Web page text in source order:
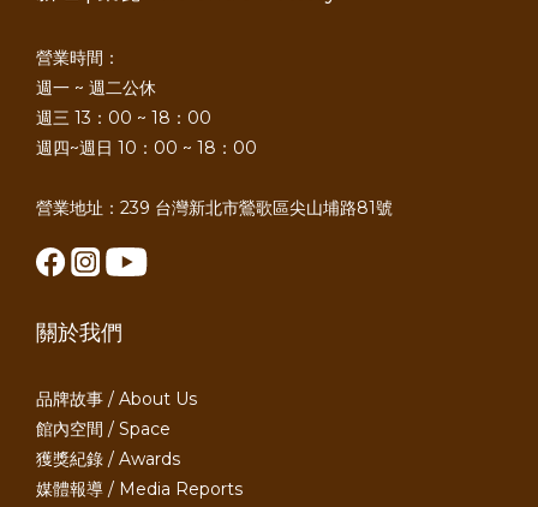
營業時間：
週一 ~ 週二公休
週三 13：00 ~ 18：00
週四~週日 10：00 ~ 18：00
營業地址：239 台灣新北市鶯歌區尖山埔路81號
關於我們
品牌故事 / About Us
館內空間 / Space
獲獎紀錄 / Awards
媒體報導 / Media Reports